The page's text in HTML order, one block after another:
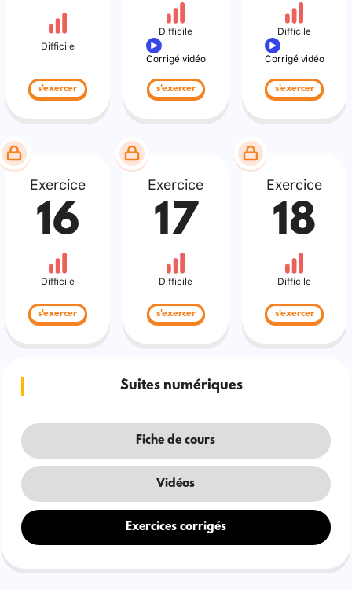
Difficile
s'exercer
Difficile
Corrigé vidéo
s'exercer
Difficile
Corrigé vidéo
s'exercer
Exercice
16
Difficile
s'exercer
Exercice
17
Difficile
s'exercer
Exercice
18
Difficile
s'exercer
Suites numériques
Fiche de cours
Vidéos
Exercices corrigés